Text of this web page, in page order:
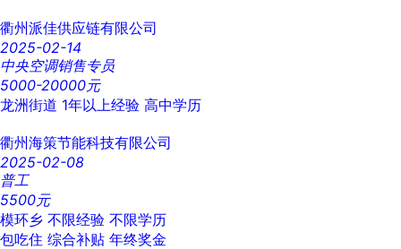
衢州派佳供应链有限公司
2025-02-14
中央空调销售专员
5000-20000元
龙洲街道 1年以上经验 高中学历
衢州海策节能科技有限公司
2025-02-08
普工
5500元
模环乡 不限经验 不限学历
包吃住 综合补贴 年终奖金